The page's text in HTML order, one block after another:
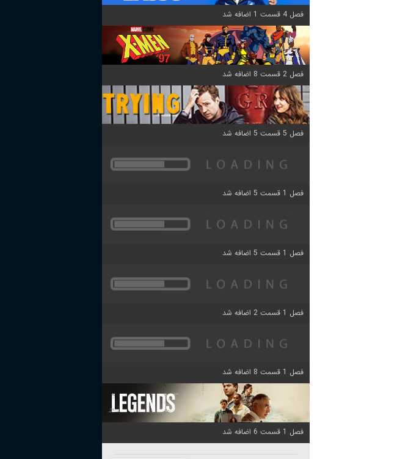
فصل 4 قسمت 1 اضافه شد
فصل 2 قسمت 8 اضافه شد
فصل 5 قسمت 5 اضافه شد
فصل 1 قسمت 5 اضافه شد
فصل 1 قسمت 5 اضافه شد
فصل 1 قسمت 2 اضافه شد
فصل 1 قسمت 8 اضافه شد
فصل 1 قسمت 6 اضافه شد